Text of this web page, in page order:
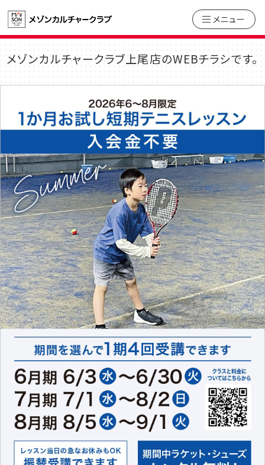
メニュー
メゾンカルチャークラブ上尾店のWEBチラシです。